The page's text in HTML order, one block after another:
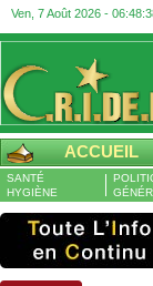
Ven, 7 Août 2026 -
ACCUEIL
SANTÉ
HYGIÈNE